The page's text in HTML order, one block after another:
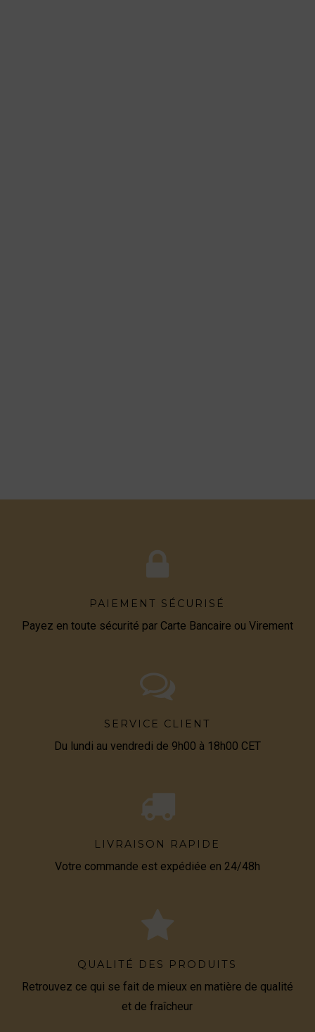
PAIEMENT SÉCURISÉ
Payez en toute sécurité par Carte Bancaire ou Virement
SERVICE CLIENT
Du lundi au vendredi de 9h00 à 18h00 CET
LIVRAISON RAPIDE
Votre commande est expédiée en 24/48h
QUALITÉ DES PRODUITS
Retrouvez ce qui se fait de mieux en matière de qualité
et de fraîcheur